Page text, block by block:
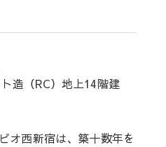
造（RC）地上14階建
オ西新宿は、築十数年を